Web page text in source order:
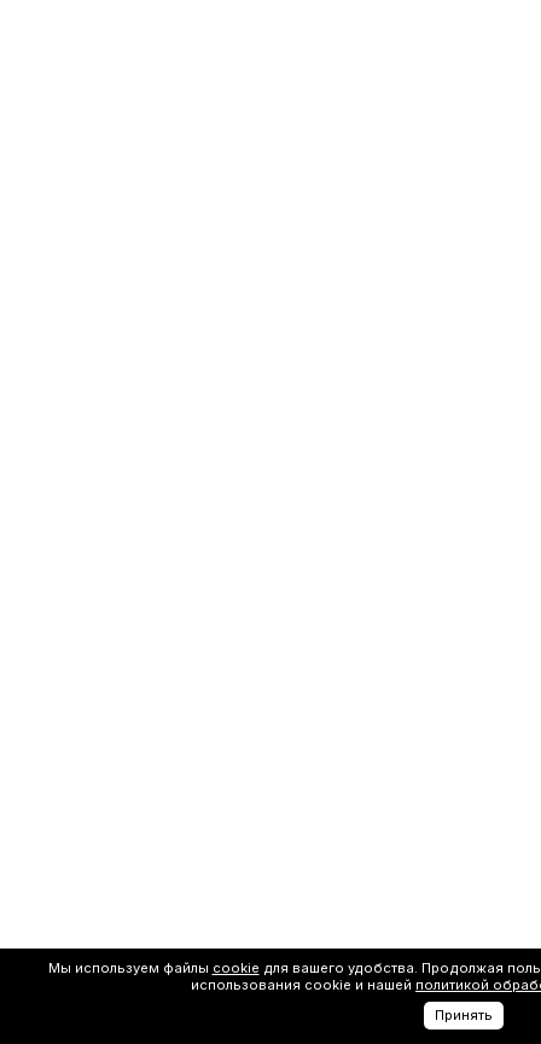
Мы используем файлы cookie для вашего удобства. Продолжая
использования cookie и нашей политикой
Принять